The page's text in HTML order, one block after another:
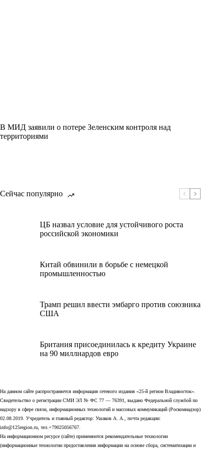
В МИД заявили о потере Зеленским контроля над
территориями
Сейчас популярно
ЦБ назвал условие для устойчивого роста
российской экономики
Китай обвинили в борьбе с немецкой
промышленностью
Трамп решил ввести эмбарго против союзника
США
Британия присоединилась к кредиту Украине
на 90 миллиардов евро
На данном сайте распространяется информация сетевого издания «25-й регион Владивосток».
Свидетельство о регистрации СМИ ЭЛ № ФС 77 — 76391, выдано Федеральной службой по
надзору в сфере связи, информационных технологий и массовых коммуникаций (Роскомнадзор)
02.08.2019. Учредитель и главный редактор: Ушаков А. А., почта редакции:
info@125region.ru, тел.+79025056767.
На информационном ресурсе (сайте) применяются рекомендательные технологии
(информационные технологии предоставления информации на основе сбора, систематизации и